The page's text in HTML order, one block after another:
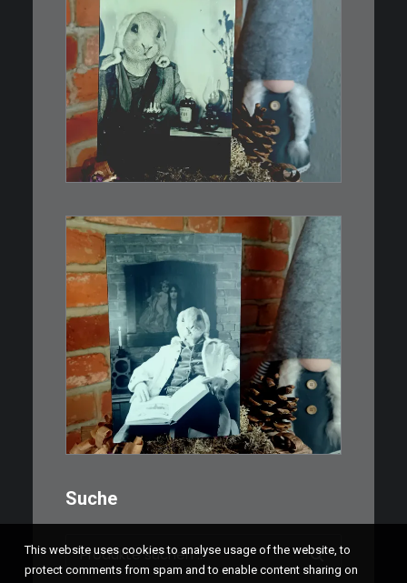
€3,00
Limitierte Auflage. Original:
Abzug von…
3,00
Limitierte Auflage. Original:
Abzug von 35mm…
Suche
Suchen
nach:
This website uses cookies to analyse usage of the website, to
protect comments from spam and to enable content sharing on